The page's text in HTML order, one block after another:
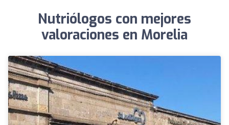
Nutriólogos con mejores
valoraciones en Morelia